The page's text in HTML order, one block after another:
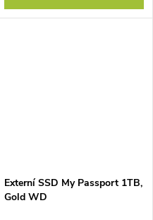
Externí SSD My Passport 1TB,
Gold WD